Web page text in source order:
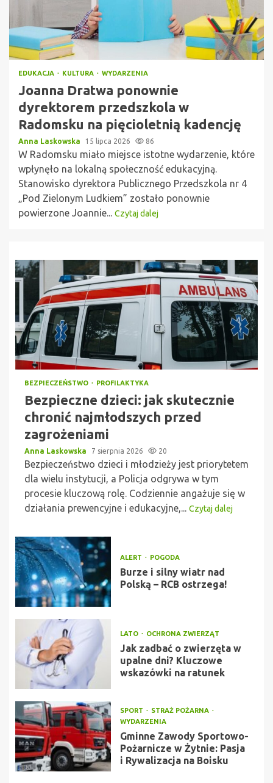
EDUKACJA KULTURA WYDARZENIA
Joanna Dratwa ponownie
dyrektorem przedszkola w
Radomsku na pięcioletnią kadencję
Anna Laskowska 15 lipca 2026 86
W Radomsku miało miejsce istotne wydarzenie, które
wpłynęło na lokalną społeczność edukacyjną.
Stanowisko dyrektora Publicznego Przedszkola nr 4
„Pod Zielonym Ludkiem” zostało ponownie
powierzone Joannie... Czytaj dalej
BEZPIECZEŃSTWO PROFILAKTYKA
Bezpieczne dzieci: jak skutecznie
chronić najmłodszych przed
zagrożeniami
Anna Laskowska 7 sierpnia 2026 20
Bezpieczeństwo dzieci i młodzieży jest priorytetem
dla wielu instytucji, a Policja odgrywa w tym
procesie kluczową rolę. Codziennie angażuje się w
działania prewencyjne i edukacyjne,... Czytaj dalej
ALERT POGODA
Burze i silny wiatr nad
Polską – RCB ostrzega!
LATO OCHRONA ZWIERZĄT
Jak zadbać o zwierzęta w
upalne dni? Kluczowe
wskazówki na ratunek
SPORT
STRAŻ POŻARNA
WYDARZENIA
Gminne Zawody Sportowo-
Pożarnicze w Żytnie: Pasja
i Rywalizacja na Boisku